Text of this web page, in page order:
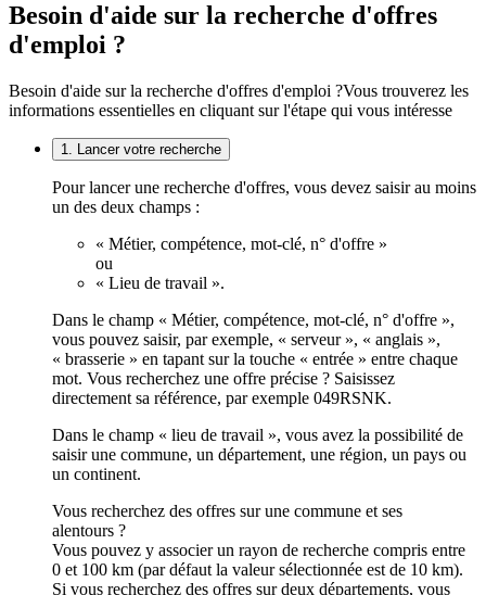
Besoin d'aide sur la recherche d'offres
d'emploi ?
Besoin d'aide sur la recherche d'offres d'emploi ?Vous trouverez les
informations essentielles en cliquant sur l'étape qui vous intéresse
1. Lancer votre recherche
Pour lancer une recherche d'offres, vous devez saisir au moins
un des deux champs :
« Métier, compétence, mot-clé, n° d'offre »
ou
« Lieu de travail ».
Dans le champ « Métier, compétence, mot-clé, n° d'offre »,
vous pouvez saisir, par exemple, « serveur », « anglais »,
« brasserie » en tapant sur la touche « entrée » entre chaque
mot. Vous recherchez une offre précise ? Saisissez
directement sa référence, par exemple 049RSNK.
Dans le champ « lieu de travail », vous avez la possibilité de
saisir une commune, un département, une région, un pays ou
un continent.
Vous recherchez des offres sur une commune et ses
alentours ?
Vous pouvez y associer un rayon de recherche compris entre
0 et 100 km (par défaut la valeur sélectionnée est de 10 km).
Si vous recherchez des offres sur deux départements, vous